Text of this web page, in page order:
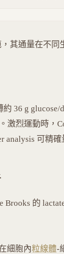
其通量在不同
36 g glucose/
激烈運動時，
analysis 可精
的
細胞內粒線體-